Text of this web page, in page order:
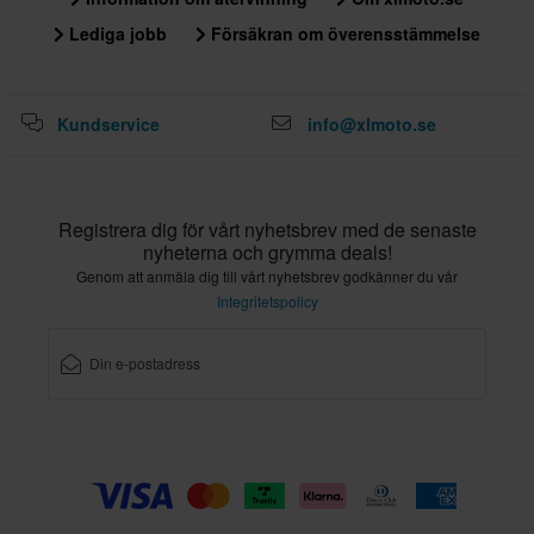
Lediga jobb
Försäkran om överensstämmelse
Kundservice info@xlmoto.se
Registrera dig för vårt nyhetsbrev med de senaste
nyheterna och grymma deals!
Genom att anmäla dig till vårt nyhetsbrev godkänner du vår
Integritetspolicy